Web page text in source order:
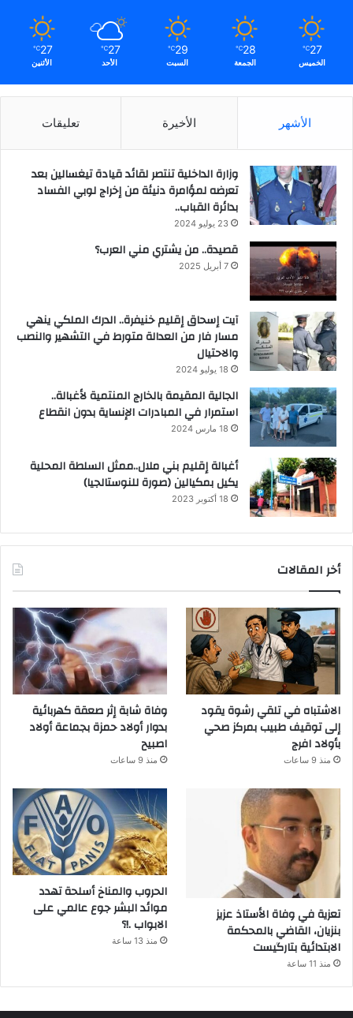
27
℃
الخميس
28
℃
الجمعة
29
℃
السبت
27
℃
الأحد
27
℃
الأثنين
الأشهر الأخيرة تعليقات
وزارة الداخلية تنتصر لقائد قيادة تيغسالين بعد
تعرضه لمؤامرة دنيئة من إخراج لوبي الفساد
بدائرة القباب..
23 يوليو 2024
قصيدة.. من يشتري مني العرب؟
7 أبريل 2025
آيت إسحاق إقليم خنيفرة.. الدرك الملكي ينهي
مسار فار من العدالة متورط في التشهير والنصب
والاحتيال
18 يوليو 2024
الجالية المقيمة بالخارج المنتمية لأغبالة..
استمرار في المبادرات الإنساية بدون انقطاع
18 مارس 2024
أغبالة إقليم بني ملال..ممثل السلطة المحلية
يكيل بمكيالين (صورة للنوستالجيا)
18 أكتوبر 2023
أخر المقالات
الاشتباه في تلقي رشوة يقود
إلى توقيف طبيب بمركز صحي
بأولاد افرج
منذ 9 ساعات
وفاة شابة إثر صعقة كهربائية
بدوار أولاد حمزة بجماعة أولاد
اصبيح
منذ 9 ساعات
تعزية في وفاة الأستاذ عزيز
بنزيان، القاضي بالمحكمة
الابتدائية بتارگيست
منذ 11 ساعة
الحروب والمناخ أسلحة تهدد
موائد البشر جوع عالمي على
الابواب .!؟
منذ 13 ساعة